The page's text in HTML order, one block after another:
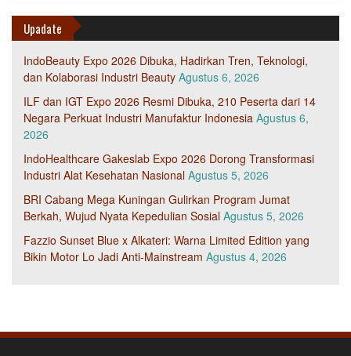
Upadate
IndoBeauty Expo 2026 Dibuka, Hadirkan Tren, Teknologi,
dan Kolaborasi Industri Beauty Agustus 6, 2026
ILF dan IGT Expo 2026 Resmi Dibuka, 210 Peserta dari 14
Negara Perkuat Industri Manufaktur Indonesia Agustus 6,
2026
IndoHealthcare Gakeslab Expo 2026 Dorong Transformasi
Industri Alat Kesehatan Nasional Agustus 5, 2026
BRI Cabang Mega Kuningan Gulirkan Program Jumat
Berkah, Wujud Nyata Kepedulian Sosial Agustus 5, 2026
Fazzio Sunset Blue x Alkateri: Warna Limited Edition yang
Bikin Motor Lo Jadi Anti-Mainstream Agustus 4, 2026